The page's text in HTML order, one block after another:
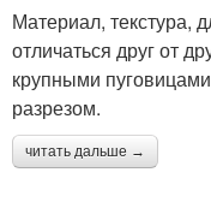
Материал, текстура,
отличаться друг от
крупными
разрезом.
читать дальше →